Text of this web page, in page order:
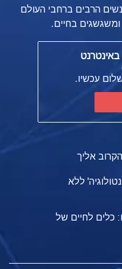
הרבים ברחבי העולם
בחיים.
עכשיו.
ללא
כלים לחיים של